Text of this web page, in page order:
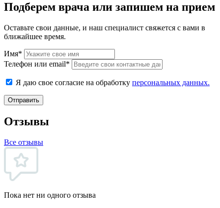
Подберем врача или запишем на прием
Оставьте свои данные, и наш специалист свяжется с вами в
ближайшее время.
Имя*
Телефон или email*
Я даю свое согласие на обработку персональных данных.
Отправить
Отзывы
Все отзывы
Пока нет ни одного отзыва